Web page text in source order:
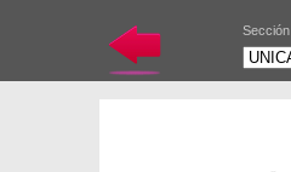
Sección